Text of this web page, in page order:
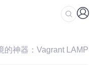
的神器：Vagrant LAMP